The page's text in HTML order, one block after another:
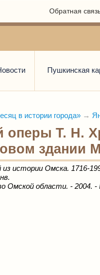
Обратная
Пушкинская
в истории города» →
оперы Т. Н.
здании
истории Омска. 1716-
Омской области. - 2004.